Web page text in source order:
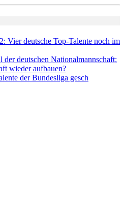
Vier deutsche Top-Talente noch im
deutschen Nationalmannschaft:
wieder aufbauen?
der Bundesliga gesch